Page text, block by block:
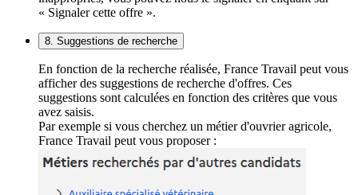
« Signaler cette offre ».
8. Suggestions de recherche
En fonction de la recherche réalisée, France Travail peut vous
afficher des suggestions de recherche d'offres. Ces
suggestions sont calculées en fonction des critères que vous
avez saisis.
Par exemple si vous cherchez un métier d'ouvrier agricole,
France Travail peut vous proposer :